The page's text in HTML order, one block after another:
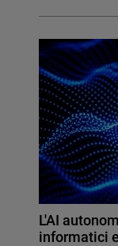
L'AI
informatici